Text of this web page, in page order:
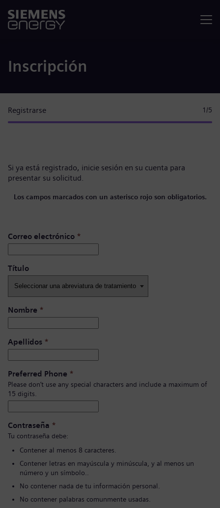
Inscripción
Registrarse 1 /5
Si ya está registrado, inicie sesión en su cuenta para
presentar su solicitud.
Los campos marcados con un asterisco rojo son obligatorios.
Correo electrónico *
Título ​
Nombre *
Apellidos *
Preferred Phone *
Please don’t use any special characters and include a maximum of
15 digits.
Contraseña *
Tu contraseña debe:
Contener al menos 8 caracteres.
Contener letras en mayúscula y minúscula, y al menos un
número y un símbolo..
No contener nada de tu información personal.
No contener palabras comunmente usadas.